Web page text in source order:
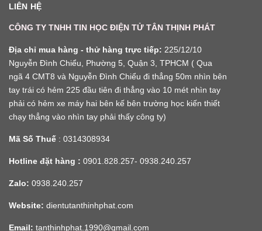
LIÊN HỆ
CÔNG TY TNHH TIN HỌC ĐIỆN TỬ TÂN THỊNH PHÁT
Địa chỉ mua hàng - thử hàng trực tiếp: 225/12/10
Nguyễn Đình Chiểu, Phường 5, Quận 3, TPHCM ( Qua
ngã 4 CMT8 và Nguyễn Đình Chiểu đi thẳng 50m nhìn bên
tay trái có hẻm 225 đầu tiên đi thẳng vào 10 mét nhìn tay
phải có hẻm xe máy hai bên kế bên trường học kiến thiết
chạy thẳng vào nhìn tay phải thấy công ty)
Mã Số Thuế : 0314308934
Hotline đặt hàng : 0901.828.257- 0938.240.257
Zalo: 0938.240.257
Website: dientutanthinhphat.com
Email: tanthinhphat.1990@gmail.com